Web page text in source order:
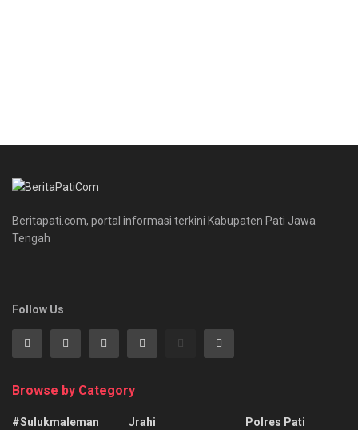
Beritapati.com, portal informasi terkini Kabupaten Pati Jawa
Tengah
Follow Us
Browse by Category
#sulukmaleman
Jrahi
Polres Pati